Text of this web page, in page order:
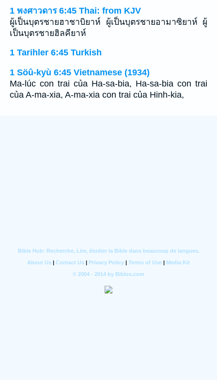
1 พงศาวดาร 6:45 Thai: from KJV
ผู้เป็นบุตรชายฮาชาบิยาห์ ผู้เป็นบุตรชายอามาซิยาห์ ผู้
เป็นบุตรชายฮิลคียาห์
1 Tarihler 6:45 Turkish
1 Söû-kyù 6:45 Vietnamese (1934)
Ma-lúc con trai của Ha-sa-bia, Ha-sa-bia con trai
của A-ma-xia, A-ma-xia con trai của Hinh-kia,